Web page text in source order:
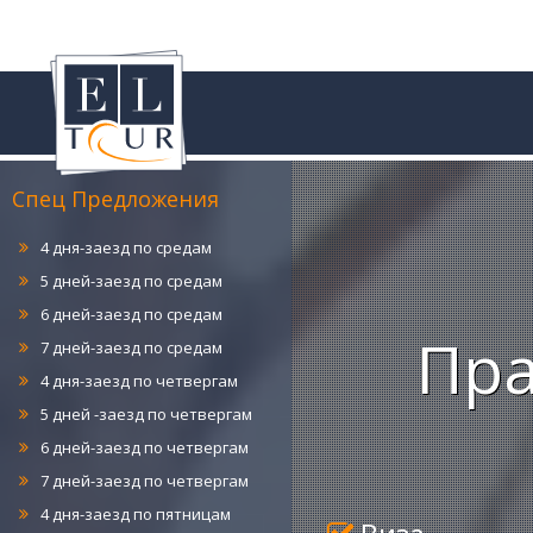
Спец Предложения
7 дней-заезд по понедельникам
4 дня-заезд по вторникам
5 дней-заезд по вторникам
6 дней-заезд по вторникам
7 дней-заезд по вторникам
5 дней-заезд по средам
6 дней-заезд по средам
7 дней-заезд по средам
4 дня-заезд по четвергам
5 дней -заезд по четвергам
6 дней-заезд по четвергам
7 дней-заезд по четвергам
4 дня-заезд по пятницам
5 дней-заезд по пятницам